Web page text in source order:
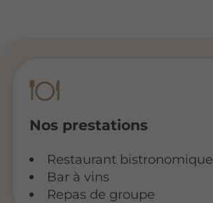
Nos prestations
Restaurant bistronomique
Bar à vins
Repas de groupe